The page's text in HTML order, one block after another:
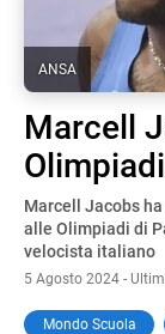
ANSA
Marcell
Marcell Jacobs
alle Olimpiadi di
velocista italiano
5 Agosto 2024 -
Mondo Scuola